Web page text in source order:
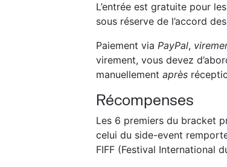
L’entrée est gratuite pour
sous réserve de l’accord
Paiement via PayPal,
virement, vous devez
manuellement après
Récompenses
Les 6 premiers du bracket
celui du side-event
FIFF (Festival International